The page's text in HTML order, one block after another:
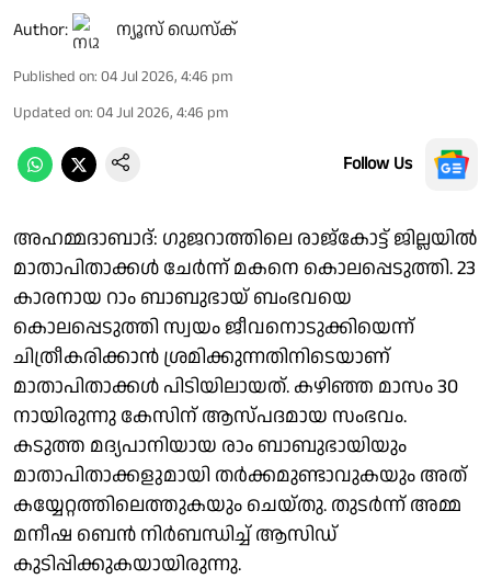
Author: ന്യൂസ് ഡെസ്ക്
Published on: 04 Jul 2026, 4:46 pm
Updated on: 04 Jul 2026, 4:46 pm
Follow Us
അഹമ്മദാബാദ്: ഗുജറാത്തിലെ രാജ്കോട്ട് ജില്ലയിൽ
മാതാപിതാക്കൾ ചേർന്ന് മകനെ കൊലപ്പെടുത്തി. 23
കാരനായ റാം ബാബുഭായ് ബംഭവയെ
കൊലപ്പെടുത്തി സ്വയം ജീവനൊടുക്കിയെന്ന്
ചിത്രീകരിക്കാൻ ശ്രമിക്കുന്നതിനിടെയാണ്
മാതാപിതാക്കൾ പിടിയിലായത്. കഴിഞ്ഞ മാസം 30
നായിരുന്നു കേസിന് ആസ്പദമായ സംഭവം.
കടുത്ത മദ്യപാനിയായ രാം ബാബുഭായിയും
മാതാപിതാക്കളുമായി തർക്കമുണ്ടാവുകയും അത്
കയ്യേറ്റത്തിലെത്തുകയും ചെയ്തു. തുടർന്ന് അമ്മ
മനീഷ ബെൻ നിർബന്ധിച്ച് ആസിഡ്
കുടിപ്പിക്കുകയായിരുന്നു.